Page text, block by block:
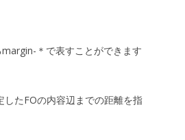
＊で表すことができます
たFOの内容辺までの距離を指